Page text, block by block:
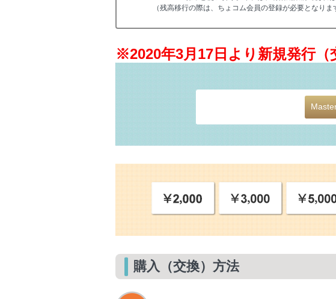
（残高移行の際は、ちょコム会員の登録が必要となりま
※2020年3月17日より新規発行
購入（交換）方法